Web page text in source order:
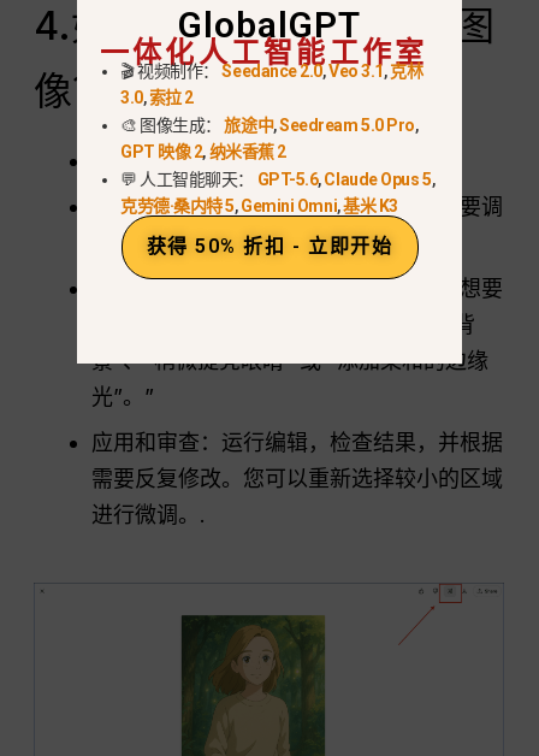
4.如何编辑或修改生成的图
像？
打开图像：单击图像进入编辑视图。.
选择要更改的区域：使用选择工具标记要调
整的区域。.
清晰描述编辑内容：在提示框中说明您想要
的修改，例如 “用温暖的海上日落替换背
景”、“稍微提亮眼睛 ”或 “添加柔和的边缘
光”。”
应用和审查：运行编辑，检查结果，并根据
需要反复修改。您可以重新选择较小的区域
进行微调。.
GlobalGPT
一体化人工智能工作室
🎬 视频制作：Seedance 2.0,Veo 3.1,克林
3.0,索拉 2
🎨 图像生成：旅途中,Seedream 5.0 Pro,
GPT 映像 2,纳米香蕉 2
💬 人工智能聊天： GPT-5.6,Claude Opus 5,
克劳德·桑内特 5,Gemini Omni,基米 K3
获得 50% 折扣 - 立即开始